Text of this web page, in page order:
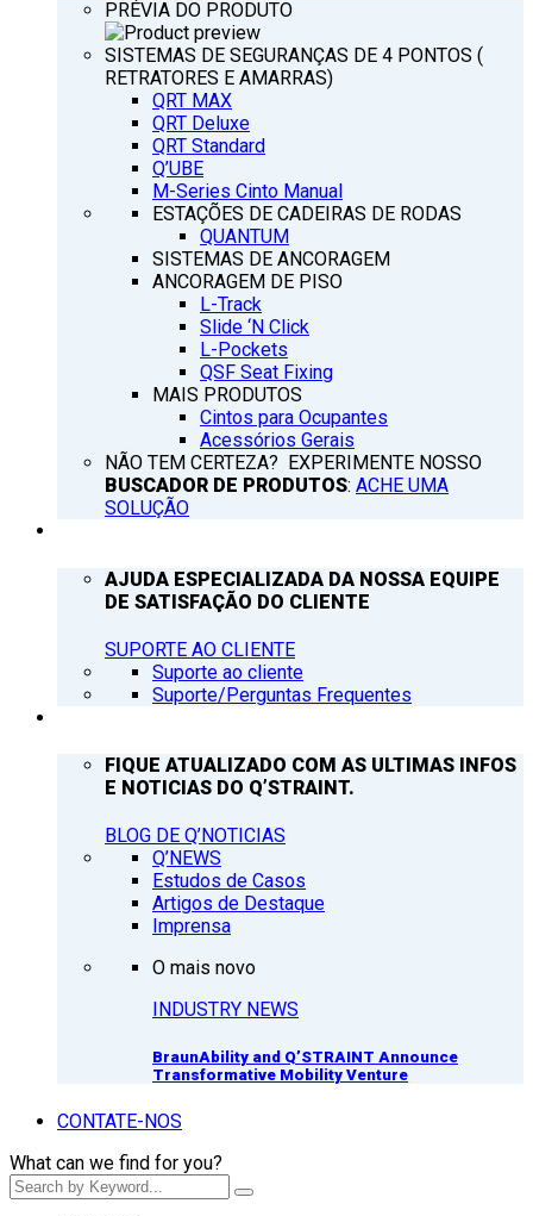
PRÉVIA DO PRODUTO
SISTEMAS DE SEGURANÇAS DE 4 PONTOS (
RETRATORES E AMARRAS)
QRT MAX
QRT Deluxe
QRT Standard
Q’UBE
M-Series Cinto Manual
ESTAÇÕES DE CADEIRAS DE RODAS
QUANTUM
SISTEMAS DE ANCORAGEM
ANCORAGEM DE PISO
L-Track
Slide ‘N Click
L-Pockets
QSF Seat Fixing
MAIS PRODUTOS
Cintos para Ocupantes
Acessórios Gerais
NÃO TEM CERTEZA? EXPERIMENTE NOSSO
BUSCADOR DE PRODUTOS: ACHE UMA
SOLUÇÃO
AJUDA ESPECIALIZADA DA NOSSA EQUIPE
DE SATISFAÇÃO DO CLIENTE
SUPORTE AO CLIENTE
Suporte ao cliente
Suporte/Perguntas Frequentes
FIQUE ATUALIZADO COM AS ULTIMAS INFOS
E NOTICIAS DO Q’STRAINT.
BLOG DE Q’NOTICIAS
Q’NEWS
Estudos de Casos
Artigos de Destaque
Imprensa
O mais novo
INDUSTRY NEWS
BraunAbility and Q’STRAINT Announce
Transformative Mobility Venture
CONTATE-NOS
What can we find for you?